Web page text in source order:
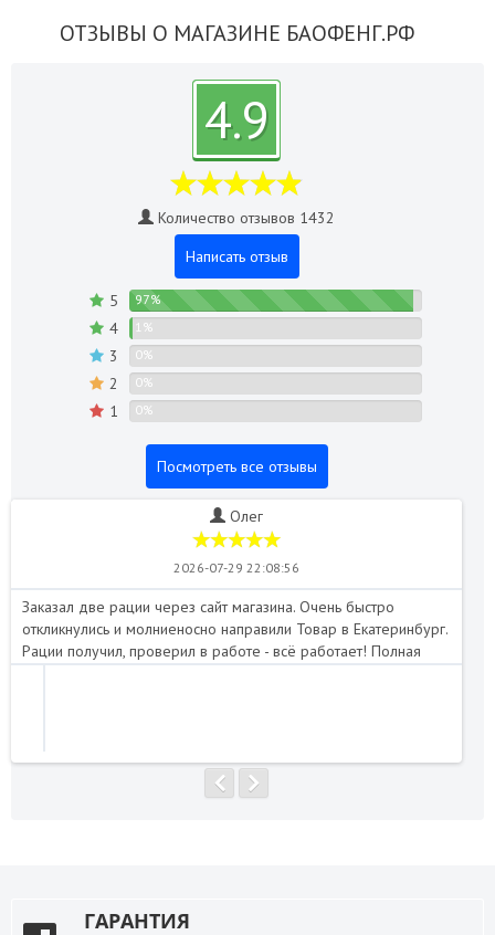
ОТЗЫВЫ О МАГАЗИНЕ БАОФЕНГ.РФ
4.9
Количество отзывов 1432
Написать отзыв
5 97%
4 1%
3 0%
2 0%
1 0%
Посмотреть все отзывы
Олег
2026-07-29 22:08:56
Заказал две рации через сайт магазина. Очень быстро
откликнулись и молниеносно направили Товар в Екатеринбург.
Рации получил, проверил в работе - всё работает! Полная
ГАРАНТИЯ